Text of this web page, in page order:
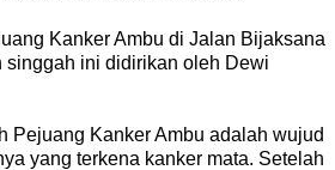
Kanker Ambu di Jalan Bijaksana
singgah ini didirikan oleh Dewi
Pejuang Kanker Ambu adalah wujud
yang terkena kanker mata. Setelah